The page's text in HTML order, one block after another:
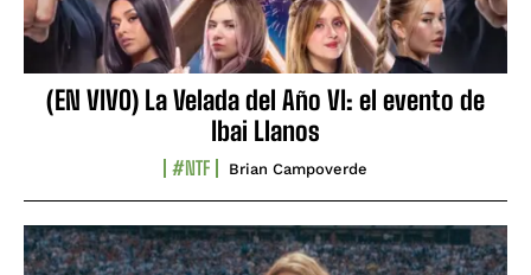
(EN VIVO) La Velada del Año VI: el evento de
Ibai Llanos
#NTF Brian Campoverde